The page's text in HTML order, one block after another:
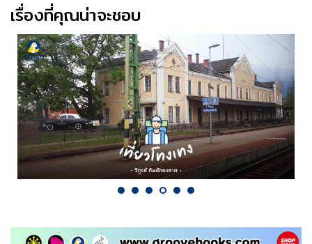
เรื่องที่คุณน่าจะชอบ